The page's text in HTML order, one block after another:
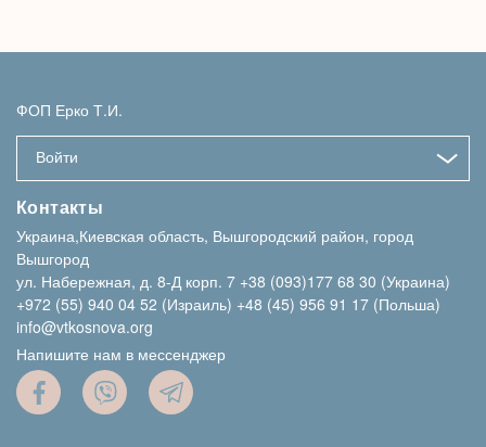
ФОП Ерко Т.И.
Войти
Контакты
Украина,Киевская область, Вышгородский район, город
Вышгород
ул. Набережная, д. 8-Д корп. 7 +38 (093)177 68 30 (Украина)
+972 (55) 940 04 52 (Израиль) +48 (45) 956 91 17 (Польша)
info@vtkosnova.org
Напишите нам в мессенджер